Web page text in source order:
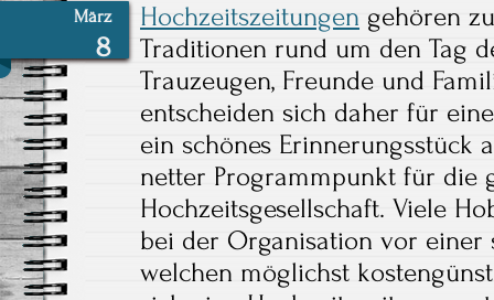
März
8
Hochzeitszeitungen gehören
Traditionen rund um den Tag
Trauzeugen, Freunde und
entscheiden sich daher für
ein schönes Erinnerungsstück
netter Programmpunkt für die
Hochzeitsgesellschaft. Viele
bei der Organisation vor einer
welchen möglichst